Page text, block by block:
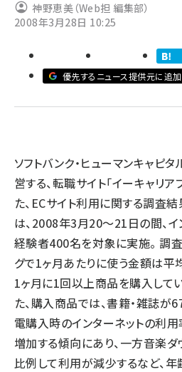
ai (2804)
note (2312)
llmo (1161)
神野恵美（Web担 編集部）
2008年3月28日 10:25
優先するニュース提供元に追加
ソフトバンク・ヒューマンキャピ
営する、転職サイト「イーキャリ
た、ECサイト利用に関する調査
は、2008年3月20～21日の間、イ
経験者400名を対象に実施。 調査
グで1ヶ月あたりに使う金額は
1ヶ月に1回以上商品を購入して
た、購入商品では、書籍・雑誌が
電購入時のインターネットの利
増加する傾向にあり、一方音楽ダ
比例して利用が減少するなど、